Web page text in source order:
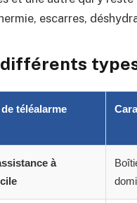
escarres,
téléalarme
à